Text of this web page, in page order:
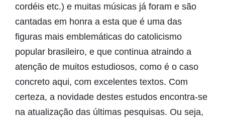
cordéis etc.) e muitas músicas já foram e são
cantadas em honra a esta que é uma das
figuras mais emblemáticas do catolicismo
popular brasileiro, e que continua atraindo a
atenção de muitos estudiosos, como é o caso
concreto aqui, com excelentes textos. Com
certeza, a novidade destes estudos encontra-se
na atualização das últimas pesquisas. Ou seja,